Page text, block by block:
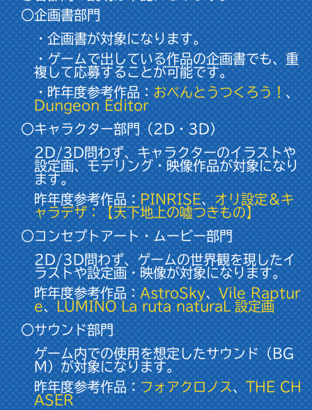
○企画書部門
・企画書が対象になります。
・ゲームで出している作品の企画書でも、重
複して応募することが可能です。
・昨年度参考作品： おべんとうつくろう！ 、
Dungeon Editor
○キャラクター部門（2D・3D）
2D/3D問わず、キャラクターのイラストや
設定画、モデリング・映像作品が対象になり
ます。
昨年度参考作品： PINRISE、 オリ設定＆キ
ャラデザ：【天下地上の噓つきもの】
○コンセプトアート・ムービー部門
2D/3D問わず、ゲームの世界観を現したイ
ラストや設定画・映像が対象になります。
昨年度参考作品： AstroSky、Vile Raptur
e、
LUMINO La ruta naturaL 設定画
○サウンド部門
ゲーム内での使用を想定したサウンド（BG
M）が対象になります。
昨年度参考作品： フォアクロノス 、
THE CH
ASER